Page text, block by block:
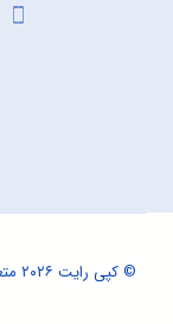
© کپی رایت ۲۰۲۶ متعلق به ثبت کریم خان می باشد.